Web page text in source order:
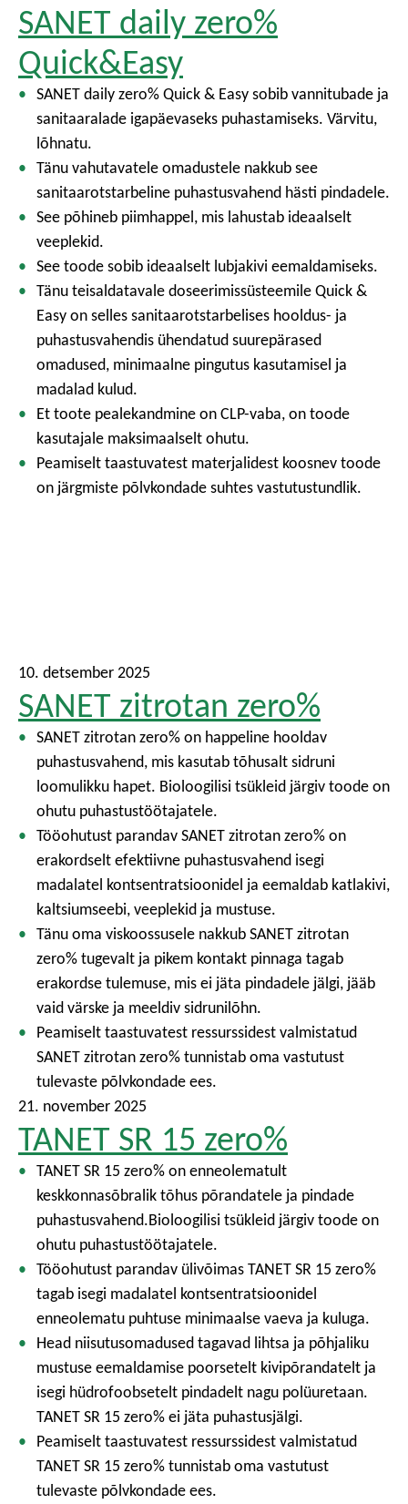
SANET daily zero%
Quick&Easy
SANET daily zero% Quick & Easy sobib vannitubade ja
sanitaaralade igapäevaseks puhastamiseks. Värvitu,
lõhnatu.
Tänu vahutavatele omadustele nakkub see
sanitaarotstarbeline puhastusvahend hästi pindadele.
See põhineb piimhappel, mis lahustab ideaalselt
veeplekid.
See toode sobib ideaalselt lubjakivi eemaldamiseks.
Tänu teisaldatavale doseerimissüsteemile Quick &
Easy on selles sanitaarotstarbelises hooldus- ja
puhastusvahendis ühendatud suurepärased
omadused, minimaalne pingutus kasutamisel ja
madalad kulud.
Et toote pealekandmine on CLP-vaba, on toode
kasutajale maksimaalselt ohutu.
Peamiselt taastuvatest materjalidest koosnev toode
on järgmiste põlvkondade suhtes vastutustundlik.
10. detsember 2025
SANET zitrotan zero%
SANET zitrotan zero% on happeline hooldav
puhastusvahend, mis kasutab tõhusalt sidruni
loomulikku hapet. Bioloogilisi tsükleid järgiv toode on
ohutu puhastustöötajatele.
Tööohutust parandav SANET zitrotan zero% on
erakordselt efektiivne puhastusvahend isegi
madalatel kontsentratsioonidel ja eemaldab katlakivi,
kaltsiumseebi, veeplekid ja mustuse.
Tänu oma viskoossusele nakkub SANET zitrotan
zero% tugevalt ja pikem kontakt pinnaga tagab
erakordse tulemuse, mis ei jäta pindadele jälgi, jääb
vaid värske ja meeldiv sidrunilõhn.
Peamiselt taastuvatest ressurssidest valmistatud
SANET zitrotan zero% tunnistab oma vastutust
tulevaste põlvkondade ees.
21. november 2025
TANET SR 15 zero%
TANET SR 15 zero% on enneolematult
keskkonnasõbralik tõhus põrandatele ja pindade
puhastusvahend.Bioloogilisi tsükleid järgiv toode on
ohutu puhastustöötajatele.
Tööohutust parandav ülivõimas TANET SR 15 zero%
tagab isegi madalatel kontsentratsioonidel
enneolematu puhtuse minimaalse vaeva ja kuluga.
Head niisutusomadused tagavad lihtsa ja põhjaliku
mustuse eemaldamise poorsetelt kivipõrandatelt ja
isegi hüdrofoobsetelt pindadelt nagu polüuretaan.
TANET SR 15 zero% ei jäta puhastusjälgi.
Peamiselt taastuvatest ressurssidest valmistatud
TANET SR 15 zero% tunnistab oma vastutust
tulevaste põlvkondade ees.